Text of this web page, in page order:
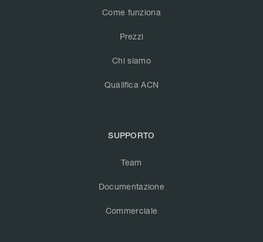
Come funziona
Prezzi
Chi siamo
Qualifica ACN
SUPPORTO
Team
Documentazione
Commerciale